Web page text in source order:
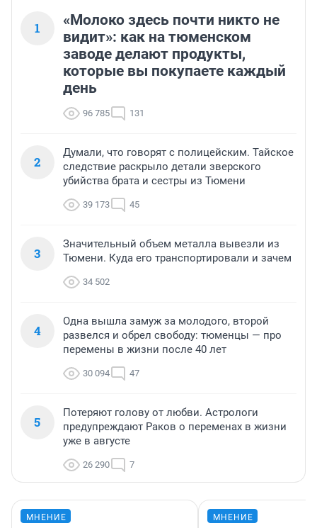
1
«Молоко здесь почти никто не
видит»: как на тюменском
заводе делают продукты,
которые вы покупаете каждый
день
96 785 131
2
Думали, что говорят с полицейским. Тайское
следствие раскрыло детали зверского
убийства брата и сестры из Тюмени
39 173 45
3
Значительный объем металла вывезли из
Тюмени. Куда его транспортировали и зачем
34 502
4
Одна вышла замуж за молодого, второй
развелся и обрел свободу: тюменцы — про
перемены в жизни после 40 лет
30 094 47
5
Потеряют голову от любви. Астрологи
предупреждают Раков о переменах в жизни
уже в августе
26 290 7
МНЕНИЕ МНЕНИЕ